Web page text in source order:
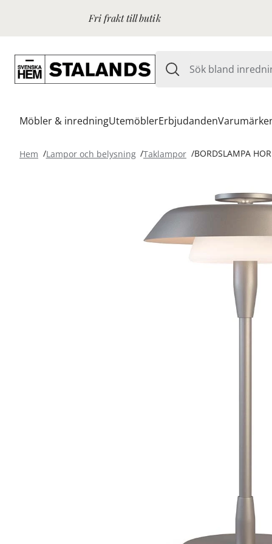
Fri frakt till butik
Möbler & inredningUtemöblerErbjudanden
Hem Lampor och belysning Taklampor BORDSLAMPA